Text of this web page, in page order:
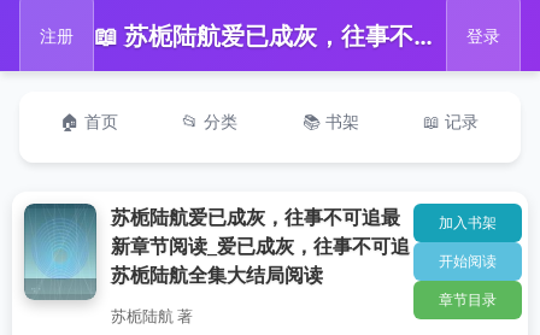
注册 📖 苏栀陆航爱已成灰，往事不可追最新章节阅读_爱已成灰，往事不可追苏栀陆航全集大结局阅读 登录
🏠 首页 📂 分类 📚 书架 📖 记录
苏栀陆航爱已成灰，往事不可追最
新章节阅读_爱已成灰，往事不可追
苏栀陆航全集大结局阅读
苏栀陆航 著
加入书架
开始阅读
章节目录